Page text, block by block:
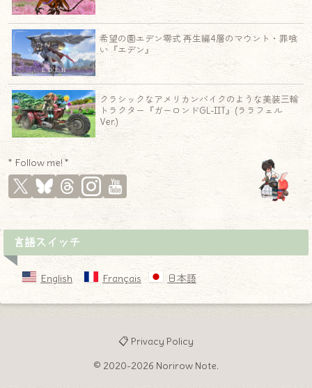
希望の園エデン零式 再生編4層のマウント・罪喰
い『エデン』
クラシックなアメリカンバイクのような美装三輪
トラクター『ガーロンドGL-IIT』(ララフェル
Ver.)
* Follow me! *
言語スイッチ
English Français 日本語
📋 Privacy Policy
© 2020-2026 Norirow Note.